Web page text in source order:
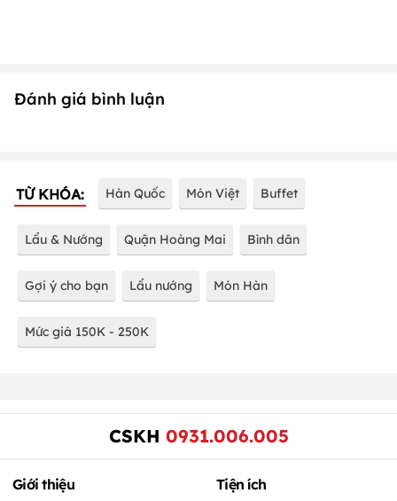
Đánh giá bình luận
TỪ KHÓA: Hàn Quốc Món Việt Buffet
Lẩu & Nướng Quận Hoàng Mai Bình dân
Gợi ý cho bạn Lẩu nướng Món Hàn
Mức giá 150K - 250K
CSKH 0931.006.005
Giới thiệu Tiện ích